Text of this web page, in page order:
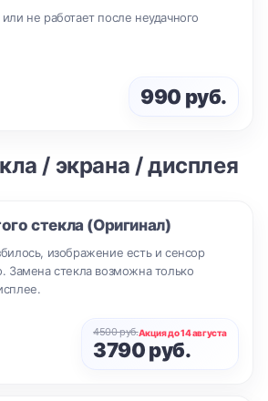
не работает после неудачного
990 руб.
/ экрана / дисплея
стекла (Оригинал)
изображение есть и сенсор
Замена стекла возможна только
4500 руб.Акция до 14 августа
3790 руб.